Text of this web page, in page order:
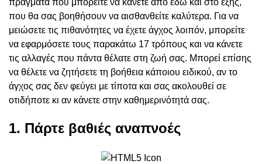
που θα σας βοηθήσουν να αισθανθείτε καλύτερα. Για να
μειώσετε τις πιθανότητες να έχετε άγχος λοιπόν, μπορείτε
να εφαρμόσετε τους παρακάτω 17 τρόπους και να κάνετε
τις αλλαγές που πάντα θέλατε στη ζωή σας. Μπορεί επίσης
να θέλετε να ζητήσετε τη βοήθεια κάποιου ειδικού, αν το
άγχος σας δεν φεύγει με τίποτα και σας ακολουθεί σε
οτιδήποτε κι αν κάνετε στην καθημερινότητά σας.
1. Πάρτε βαθιές αναπνοές